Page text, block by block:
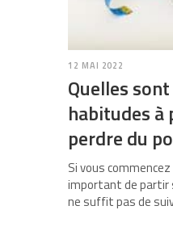
12 MAI 2022
Quelles
habitudes à
perdre du
Si vous
important de partir
ne suffit pas de